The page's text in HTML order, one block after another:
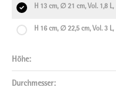
H 13 cm, ∅ 21 cm, Vol. 1,8 L,
H 16 cm, ∅ 22,5 cm, Vol. 3 L,
Höhe:
Durchmesser: